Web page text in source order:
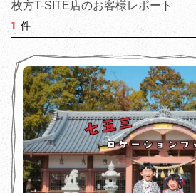
枚方T-SITE店のお客様レポート
1 件